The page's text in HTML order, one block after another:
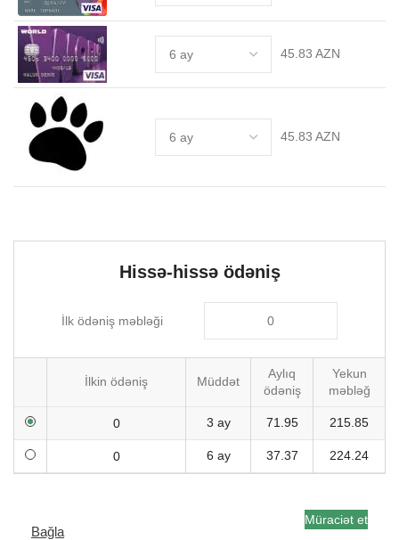
45.83 AZN
45.83 AZN
Hissə-hissə ödəniş
İlk ödəniş məbləği
İlkin ödəniş Müddət
Aylıq
ödəniş
Yekun
məbləğ
3 ay 71.95 215.85
6 ay 37.37 224.24
Bağla
Müraciət et